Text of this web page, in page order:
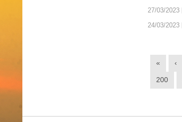
27/03/2023
24/03/2023
« ‹
200